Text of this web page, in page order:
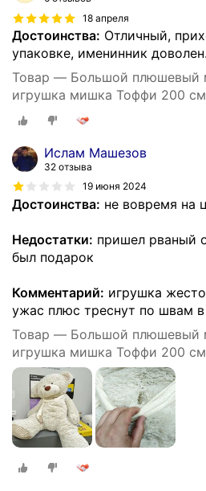
18 апреля
Достоинства: Отличный,
упаковке, именинник доволен.
Товар — Большой плюшевый
игрушка мишка Тоффи 200
Ислам Машезов
32 отзыва
19 июня 2024
Достоинства: не вовремя на
Недостатки: пришел рваный
был подарок
Комментарий: игрушка
ужас плюс треснут по швам в
Товар — Большой плюшевый
игрушка мишка Тоффи 200 см